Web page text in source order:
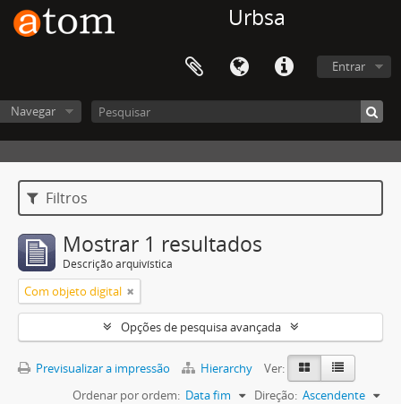
Urbsa
Entrar
Navegar
Filtros
Mostrar 1 resultados
Descrição arquivística
Com objeto digital
Opções de pesquisa avançada
Previsualizar a impressão Hierarchy
Ver:
Ordenar por ordem: Data fim Direção: Ascendente